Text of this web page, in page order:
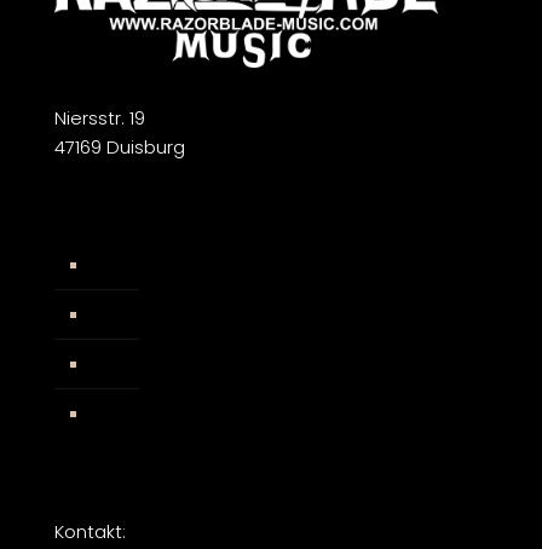
Niersstr. 19
47169 Duisburg
Kontakt: